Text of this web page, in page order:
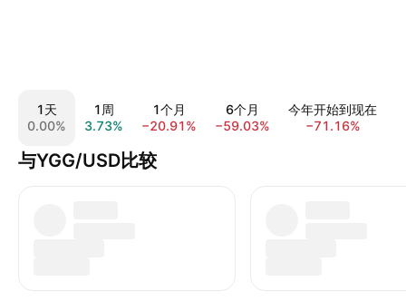
1天
0.00%
1周
3.73%
1个月
−20.91%
6个月
−59.03%
今年开始到现在
−71.16%
与YGG/USD比较